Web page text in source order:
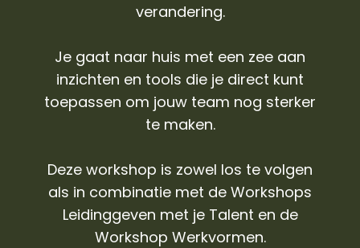
verandering.
Je gaat naar huis met een zee aan
inzichten en tools die je direct kunt
toepassen om jouw team nog sterker
te maken.
Deze workshop is zowel los te volgen
als in combinatie met de Workshops
Leidinggeven met je Talent en de
Workshop Werkvormen.